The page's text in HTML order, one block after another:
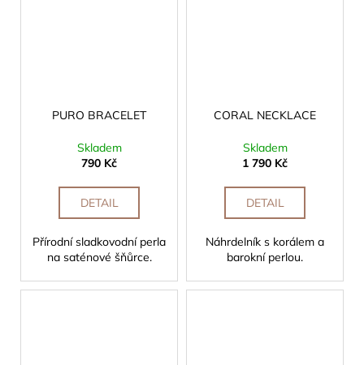
PURO BRACELET
Skladem
790 Kč
DETAIL
Přírodní sladkovodní perla
na saténové šňůrce.
CORAL NECKLACE
Skladem
1 790 Kč
DETAIL
Náhrdelník s korálem a
barokní perlou.